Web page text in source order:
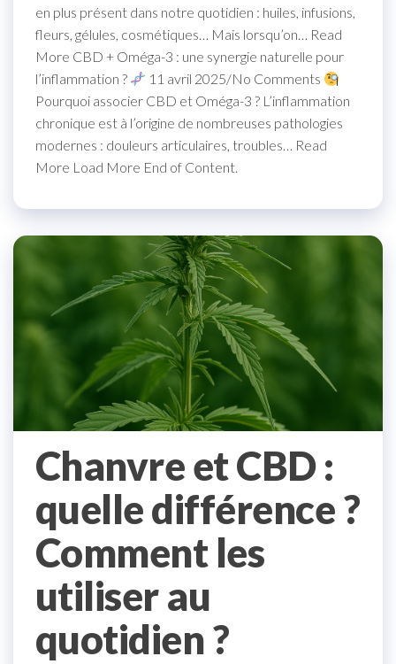
en plus présent dans notre quotidien : huiles, infusions,
fleurs, gélules, cosmétiques… Mais lorsqu’on… Read
More CBD + Oméga-3 : une synergie naturelle pour
l’inflammation ?
11 avril 2025/No Comments
Pourquoi associer CBD et Oméga-3 ? L’inflammation
chronique est à l’origine de nombreuses pathologies
modernes : douleurs articulaires, troubles… Read
More Load More End of Content.
Chanvre et CBD :
quelle différence ?
Comment les
utiliser au
quotidien ?